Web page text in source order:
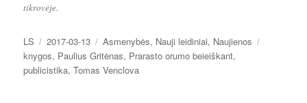
tikrovėje.
Autorius
LS Paskelbta
2017-03-13 Kategorijos
Asmenybės, Nauji leidiniai, Naujienos
knygos, Paulius Gritėnas, Prarasto orumo beieiškant,
publicistika,Tomas Venclova